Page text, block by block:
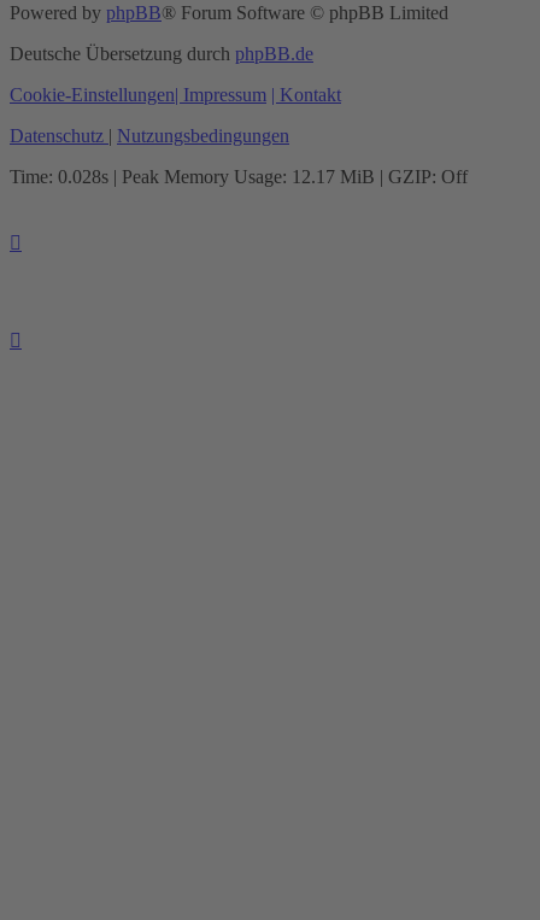
Powered by phpBB® Forum Software © phpBB Limited
Deutsche Übersetzung durch phpBB.de
Cookie-Einstellungen| Impressum | Kontakt
Datenschutz | Nutzungsbedingungen
Time: 0.028s | Peak Memory Usage: 12.17 MiB | GZIP: Off